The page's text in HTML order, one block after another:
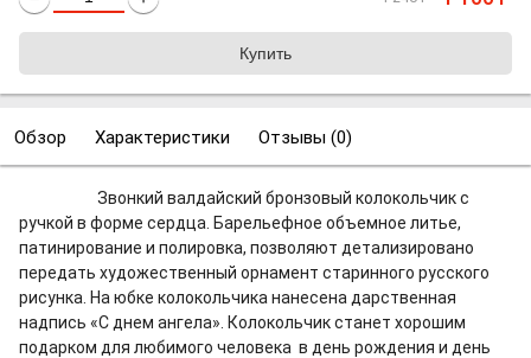
Обзор Характеристики Отзывы (0)
Звонкий валдайский бронзовый колокольчик с
ручкой в форме сердца. Барельефное объемное литье,
патинирование и полировка, позволяют детализировано
передать художественный орнамент старинного русского
рисунка. На юбке колокольчика нанесена дарственная
надпись «С днем ангела». Колокольчик станет хорошим
подарком для любимого человека в день рождения и день